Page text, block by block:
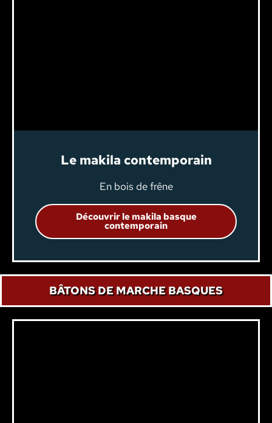
Le makila contemporain
En bois de frêne
Découvrir le makila basque
contemporain
BÂTONS DE MARCHE BASQUES